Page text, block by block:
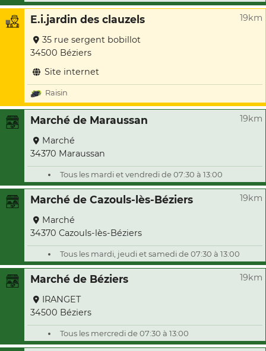
E.i.jardin des clauzels 19km
35 rue sergent bobillot
34500 Béziers
Site internet
Raisin
Marché de Maraussan 19km
Marché
34370 Maraussan
Tous les mardi et vendredi de 07:30 à 13:00
Marché de Cazouls-lès-Béziers 19km
Marché
34370 Cazouls-lès-Béziers
Tous les mardi, jeudi et samedi de 07:30 à 13:00
Marché de Béziers 19km
IRANGET
34500 Béziers
Tous les mercredi de 07:30 à 13:00